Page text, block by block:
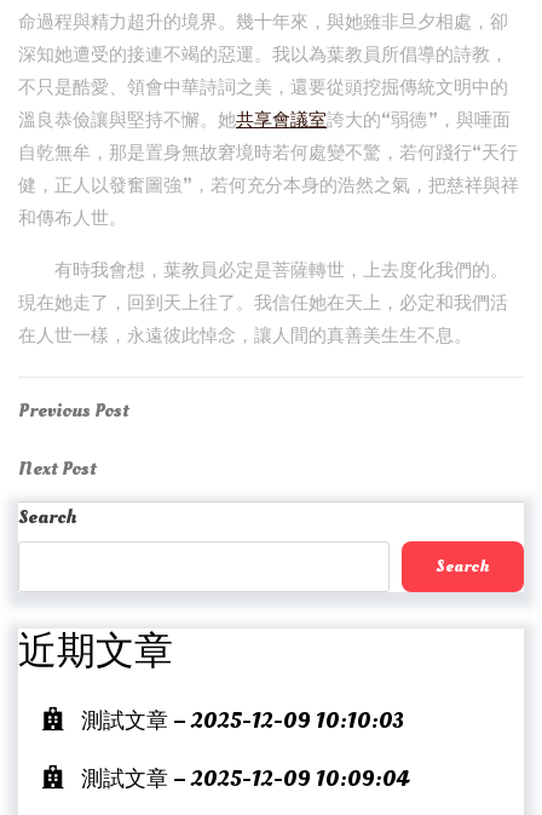
命過程與精力超升的境界。幾十年來，與她雖非旦夕相處，卻
深知她遭受的接連不竭的惡運。我以為葉教員所倡導的詩教，
不只是酷愛、領會中華詩詞之美，還要從頭挖掘傳統文明中的
溫良恭儉讓與堅持不懈。她共享會議室誇大的“弱德”，與唾面
自乾無牟，那是置身無故窘境時若何處變不驚，若何踐行“天行
健，正人以發奮圖強”，若何充分本身的浩然之氣，把慈祥與祥
和傳布人世。
有時我會想，葉教員必定是菩薩轉世，上去度化我們的。
現在她走了，回到天上往了。我信任她在天上，必定和我們活
在人世一樣，永遠彼此悼念，讓人間的真善美生生不息。
Post
navigation
Previous
Previous Post
Next
Post
Next Post
Search
Search
近期文章
測試文章 – 2025-12-09 10:10:03
測試文章 – 2025-12-09 10:09:04